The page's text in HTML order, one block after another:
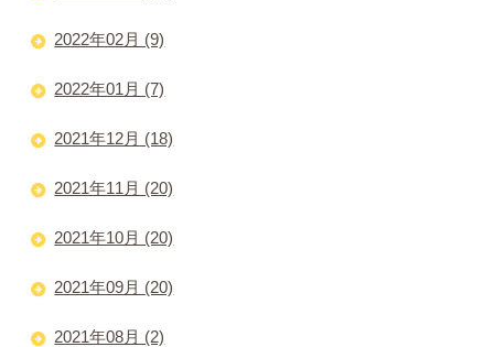
2022年02月 (9)
2022年01月 (7)
2021年12月 (18)
2021年11月 (20)
2021年10月 (20)
2021年09月 (20)
2021年08月 (2)